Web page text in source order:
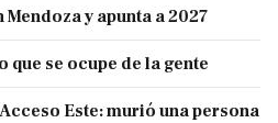
y apunta a 2027
se ocupe de la gente
Este: murió una persona